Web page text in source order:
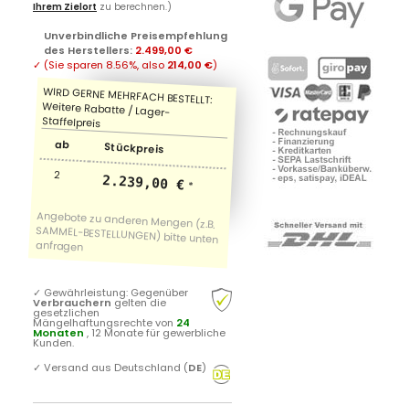
Ihrem Zielort zu berechnen.)
Unverbindliche Preisempfehlung
des Herstellers: 2.499,00 €
✓ (Sie sparen 8.56%, also 214,00 €)
ab Stückpreis
2 2.239,00 € *
✓ Gewährleistung: Gegenüber
Verbrauchern gelten die
gesetzlichen
Mängelhaftungsrechte von 24
Monaten , 12 Monate für gewerbliche
Kunden.
✓ Versand aus Deutschland (DE)